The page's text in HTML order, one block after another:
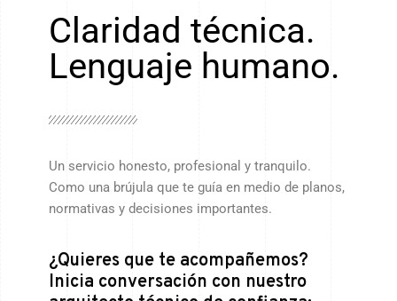
Claridad técnica.
Lenguaje humano.
Un servicio honesto, profesional y tranquilo.
Como una brújula que te guía en medio de planos,
normativas y decisiones importantes.
¿Quieres que te acompañemos?
Inicia conversación con nuestro